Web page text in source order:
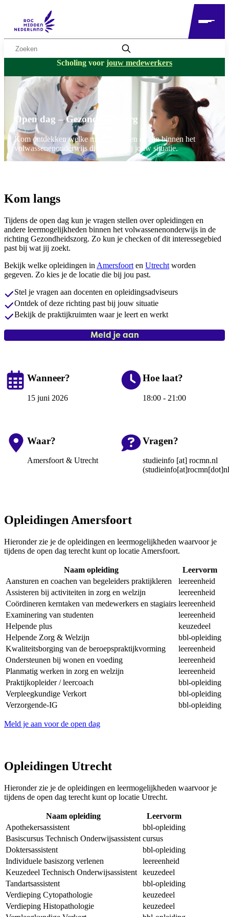
Zoekwoord
Scholing voor jouw medewerkers
Open dag – Gezondheidszorg
Kom ontdekken welke mogelijkheden er zijn binnen het
volwassenenonderwijs die passen bij jouw situatie.
Kom langs
Tijdens de open dag kun je vragen stellen over opleidingen en
andere leermogelijkheden binnen het volwassenenonderwijs in de
richting Gezondheidszorg. Zo kun je checken of dit interessegebied
past bij wat jij zoekt.
Bekijk welke opleidingen in Amersfoort en Utrecht worden
gegeven. Zo kies je de locatie die bij jou past.
Stel je vragen aan docenten en opleidingsadviseurs
Ontdek of deze richting past bij jouw situatie
Bekijk de praktijkruimten waar je leert en werkt
Meld je aan
Wanneer?
15 juni 2026
Hoe laat?
18:00 - 21:00
Waar?
Amersfoort & Utrecht
Vragen?
studieinfo [at] rocmn.nl
Opleidingen Amersfoort
Hieronder zie je de opleidingen en leermogelijkheden waarvoor je
tijdens de open dag terecht kunt op locatie Amersfoort.
Naam opleiding
Leervorm
Aansturen en coachen van begeleiders praktijkleren
leereenheid
Assisteren bij activiteiten in zorg en welzijn
leereenheid
Coördineren kerntaken van medewerkers en stagiairs leereenheid
Examinering van studenten
leereenheid
Helpende plus
keuzedeel
Helpende Zorg & Welzijn
bbl-opleiding
Kwaliteitsborging van de beroepspraktijkvorming
leereenheid
Ondersteunen bij wonen en voeding
leereenheid
Planmatig werken in zorg en welzijn
leereenheid
Praktijkopleider / leercoach
bbl-opleiding
Verpleegkundige Verkort
bbl-opleiding
Verzorgende-IG
bbl-opleiding
Meld je aan voor de open dag
Opleidingen Utrecht
Hieronder zie je de opleidingen en leermogelijkheden waarvoor je
tijdens de open dag terecht kunt op locatie Utrecht.
Naam opleiding
Leervorm
Apothekersassistent
bbl-opleiding
Basiscursus Technisch Onderwijsassistent cursus
Doktersassistent
bbl-opleiding
Individuele basiszorg verlenen
leereenheid
Keuzedeel Technisch Onderwijsassistent
keuzedeel
Tandartsassistent
bbl-opleiding
Verdieping Cytopathologie
keuzedeel
Verdieping Histopathologie
keuzedeel